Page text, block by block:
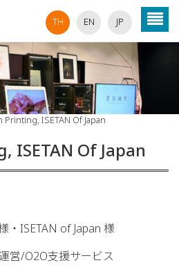
TH EN JP
Printing, ISETAN Of Japan
ISETAN Of Japan
・ISETAN of Japan 様
営/O2O支援サービス